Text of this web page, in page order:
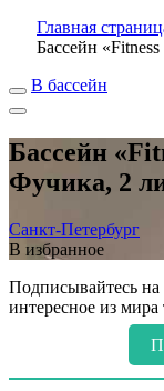
Главная
Бассейн
В бассейн
Бассейн
Фучика, 2
Санкт-Петербург
В избранное
Подписывайтесь на
интересное из